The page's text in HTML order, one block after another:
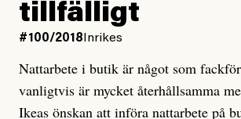
tillfälligt
#100/2018Inrikes
Nattarbete i butik är något som
vanligtvis är mycket återhållsamma
Ikeas önskan att införa nattarbete på